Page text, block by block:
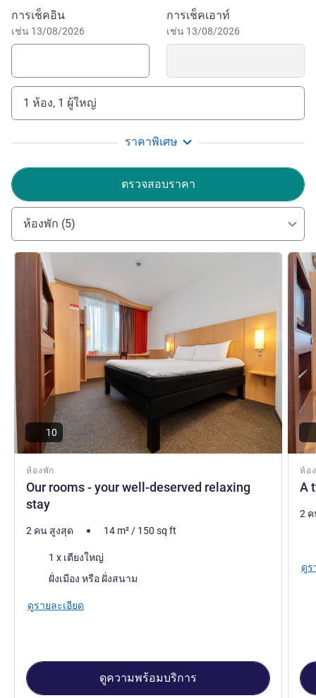
It's 15 a minute walk to Barbacan or gates Florianska -
heart of Cracow. If your goal is Kazimierz, you just have to
quarter after 20 minutes.
At our hotel, we combine attention to every detail with a
you while you are enjoying the serenity and comfort of our
premises.
Przemyslaw DZIALANSKI ฝ่ายบริหารโรงแรม
จองโรงแรมนี้
การเช็คอิน
เช่น 13/08/2026
การเช็คเอาท์
เช่น 13/08/2026
1 ห้อง, 1 ผู้ใหญ่
ราคาพิเศษ
ตรวจสอบราคา
ห้องพัก (5)
ห้องพัก
Our rooms - your well-deserved relaxing
stay
ดูรายละเอียด
10
2 คน สูงสุด 14 m²/ 150 sq ft
เครื่องนอน
1 x เตียงใหญ่
ฝั่งเมือง หรือ ฝั่งสนาม
ดูรายละเอียด
ดูความพร้อมบริการ
ห้อ
A
ดูราย
2
ดูร